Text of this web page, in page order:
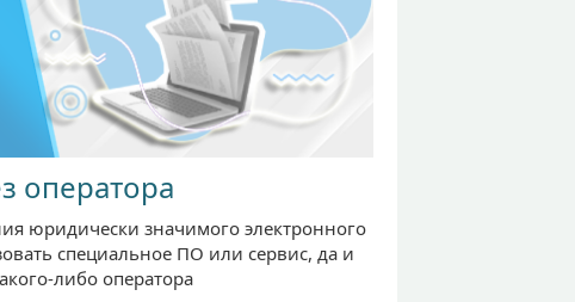
оператора
юридически значимого электронного
специальное ПО или сервис, да и
либо оператора